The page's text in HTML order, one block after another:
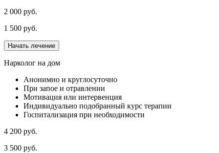
2 000 руб.
1 500 руб.
Начать лечение
Нарколог на дом
Анонимно и круглосуточно
При запое и отравлении
Мотивация или интервенция
Индивидуально подобранный курс терапии
Госпитализация при необходимости
4 200 руб.
3 500 руб.